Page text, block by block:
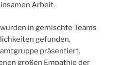
Arbeit.
in gemischte Teams
gefunden,
präsentiert.
großen Empathie der